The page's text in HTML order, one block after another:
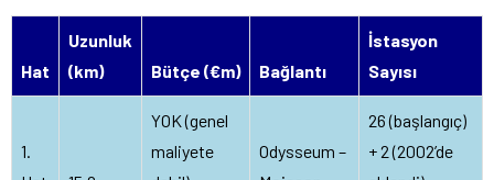
Hat
Uzunluk
(km)
Bütçe (€m) Bağlantı
İstasyon
Sayısı
1.
YOK (genel
maliyete
Odysseum –
26 (başlangıç)
+ 2 (2002’de